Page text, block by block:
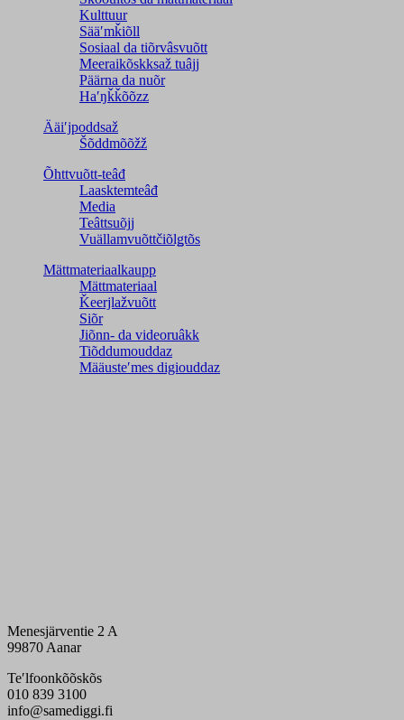
Kulttuur
Sääʹmǩiõll
Sosiaal da tiõrvâsvuõtt
Meeraikõskksaž tuâjj
Päärna da nuõr
Haʹŋǩǩõõzz
Ääiʹjpoddsaž
Šõddmõõžž
Õhttvuõtt-teâđ
Laasktemteâđ
Media
Teâttsuõjj
Vuällamvuõttčiõlǥtõs
Mättmateriaalkaupp
Mättmateriaal
Ǩeerjlažvuõtt
Siõr
Jiõnn- da videoruâkk
Tiõddumouddaz
Määusteʹmes digiouddaz
Menesjärventie 2 A
99870 Aanar
Teʹlfoonkõõskõs
010 839 3100
info@samediggi.fi